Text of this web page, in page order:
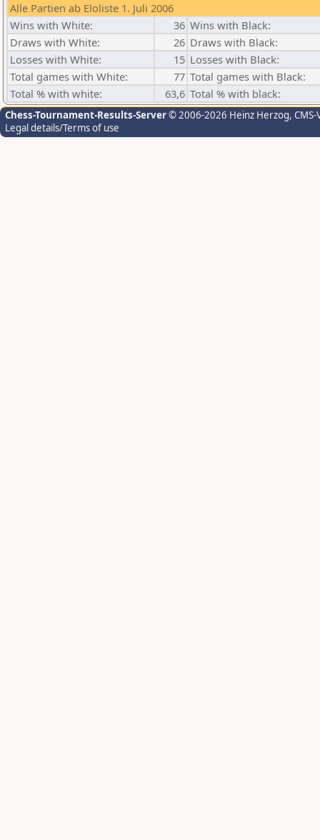
Alle Partien ab Eloliste 1. Juli 2006
Wins with White:
36 Wins with Black:
Draws with White:
26 Draws with Black:
Losses with White:
15 Losses with Black:
Total games with White:
77 Total games with Black:
Total % with white:
63,6 Total % with black:
Chess-Tournament-Results-Server© 2006-2026 Heinz Herzog,
Legal details/Terms of use